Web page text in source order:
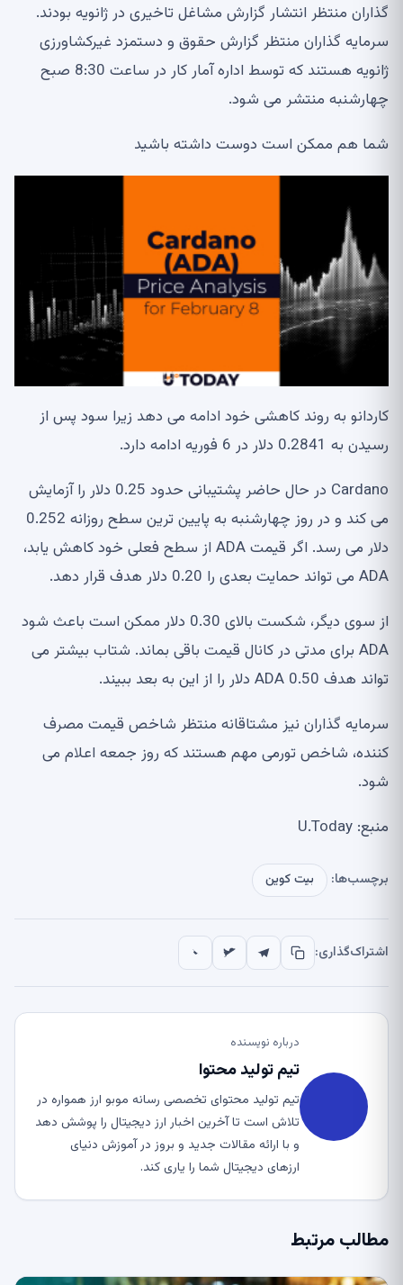
گذاران منتظر انتشار گزارش مشاغل تاخیری در ژانویه بودند.
سرمایه گذاران منتظر گزارش حقوق و دستمزد غیرکشاورزی
ژانویه هستند که توسط اداره آمار کار در ساعت 8:30 صبح
چهارشنبه منتشر می شود.
شما هم ممکن است دوست داشته باشید
کاردانو به روند کاهشی خود ادامه می دهد زیرا سود پس از
رسیدن به 0.2841 دلار در 6 فوریه ادامه دارد.
Cardano در حال حاضر پشتیبانی حدود 0.25 دلار را آزمایش
می کند و در روز چهارشنبه به پایین ترین سطح روزانه 0.252
دلار می رسد. اگر قیمت ADA از سطح فعلی خود کاهش یابد،
ADA می تواند حمایت بعدی را 0.20 دلار هدف قرار دهد.
از سوی دیگر، شکست بالای 0.30 دلار ممکن است باعث شود
ADA برای مدتی در کانال قیمت باقی بماند. شتاب بیشتر می
تواند هدف ADA 0.50 دلار را از این به بعد ببیند.
سرمایه گذاران نیز مشتاقانه منتظر شاخص قیمت مصرف
کننده، شاخص تورمی مهم هستند که روز جمعه اعلام می
شود.
منبع: U.Today
برچسب‌ها: بیت کوین
اشتراک‌گذاری:
درباره نویسنده
تیم تولید محتوا
تیم تولید محتوای تخصصی رسانه موبو ارز همواره در
تلاش است تا آخرین اخبار ارز دیجیتال را پوشش دهد
و با ارائه مقالات جدید و بروز در آموزش دنیای
ارزهای دیجیتال شما را یاری کند.
مطالب مرتبط